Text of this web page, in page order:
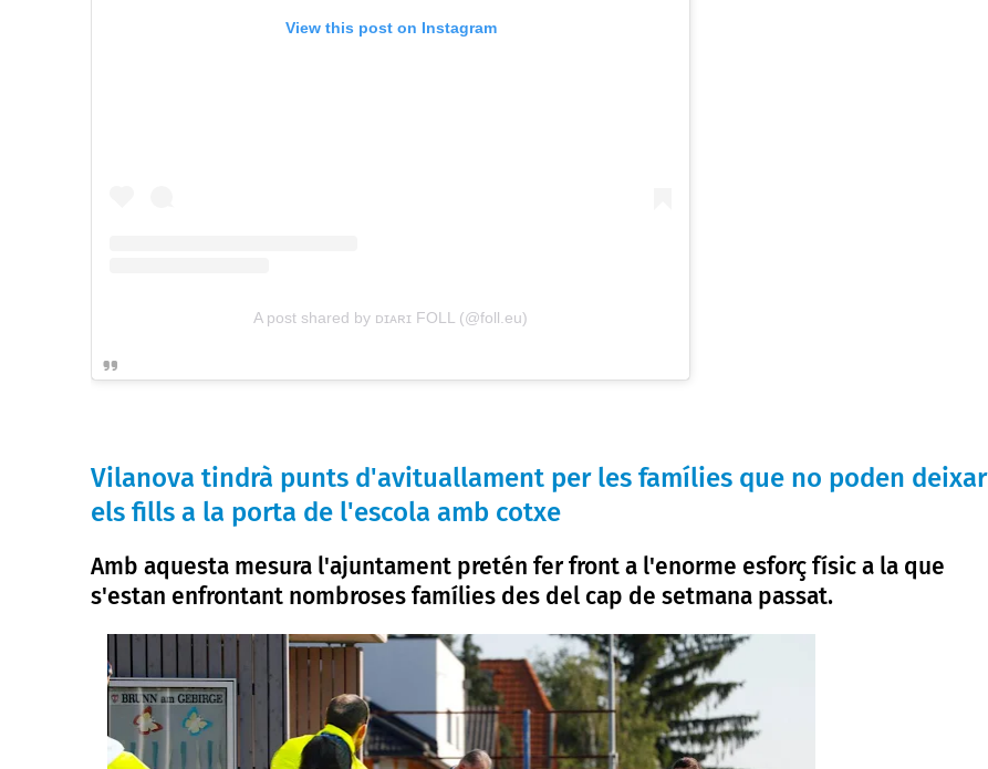
View this post on Instagram
A post shared by ᴅɪᴀʀɪ FOLL (@foll.eu)
Vilanova tindrà punts d'avituallament per les famílies que no poden deixar
els fills a la porta de l'escola amb cotxe
Amb aquesta mesura l'ajuntament pretén fer front a l'enorme esforç físic a la que
s'estan enfrontant nombroses famílies des del cap de setmana passat.